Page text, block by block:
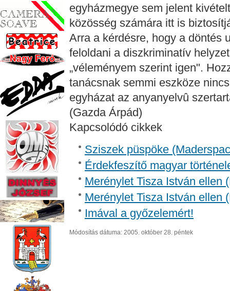
egyházmegye sem jelent
közösség számára itt is
Arra a kérdésre, hogy a döntés
feloldani a diszkriminatív
„véleményem szerint igen".
tanácsnak semmi eszköze
egyházat az anyanyelvû
(Gazda Árpád)
Kapcsolódó cikkek
Sziszek püspöke
Érdekfeszítő magyar
Merénylet Tisza István ellen
Merénylet Tisza István ellen
Imával a győzelemért!
Módosítás dátuma: 2005. október 28. péntek